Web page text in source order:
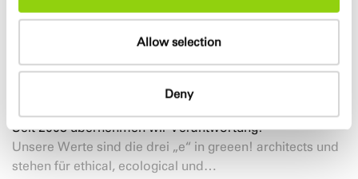
Allow selection
Deny
Seit 2008 übernehmen wir Verantwortung!
Unsere Werte sind die drei „e“ in greeen! architects und
stehen für ethical, ecological und…